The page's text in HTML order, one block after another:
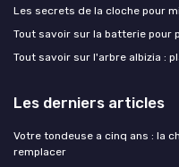
Les secrets de la cloche pour
Tout savoir sur la batterie pour
Tout savoir sur l'arbre albizia :
Les derniers articles
Votre tondeuse a cinq ans : la
remplacer